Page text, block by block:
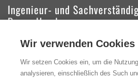
Ingenieur- und
Braun Hamburg
Das Ingenieur- und
Braun, Beratender Ingenieur,
Gutachten und Beratung zum
Wir verwenden Cookies
Wir setzen Cookies ein, um die
analysieren, einschließlich des Such